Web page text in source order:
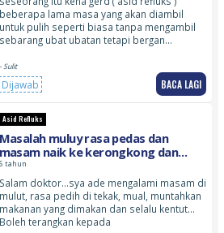
beberapa lama masa yang akan diambil
untuk pulih seperti biasa tanpa mengambil
sebarang ubat ubatan tetapi bergan…
- Sulit
Dijawab BACA LAGI
Asid Refluks
Masalah muluy rasa pedas dan
masam naik ke kerongkong dan
tulang dada sya sakit di tengah dada
6 tahun
Salam doktor…sya ade mengalami masam di
mulut, rasa pedih di tekak, mual, muntahkan
makanan yang dimakan dan selalu kentut…
Boleh terangkan kepada